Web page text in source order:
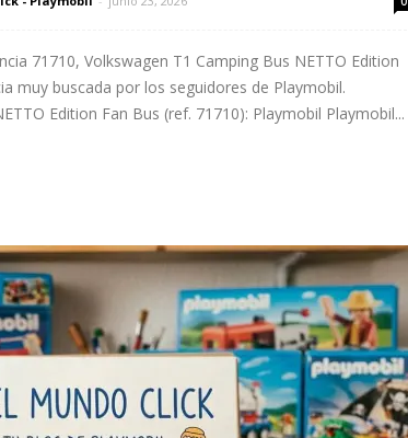
71710, Volkswagen T1 Camping Bus NETTO Edition
muy buscada por los seguidores de Playmobil.
Edition Fan Bus (ref. 71710): Playmobil Playmobil...